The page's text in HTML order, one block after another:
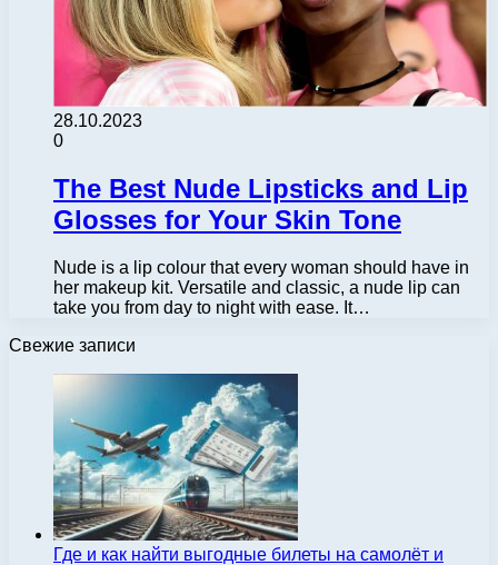
28.10.2023
0
The Best Nude Lipsticks and Lip
Glosses for Your Skin Tone
Nude is a lip colour that every woman should have in
her makeup kit. Versatile and classic, a nude lip can
take you from day to night with ease. It…
Свежие записи
Где и как найти выгодные билеты на самолёт и